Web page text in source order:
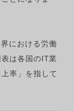
における労働
は各国のIT業
率」を指して